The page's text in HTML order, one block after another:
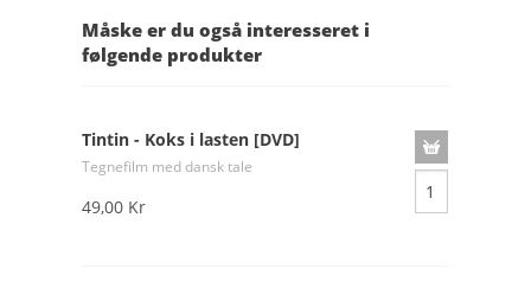
Måske er du også interesseret i
følgende produkter
Tintin - Koks i lasten [DVD]
Tegnefilm med dansk tale
49,00 Kr